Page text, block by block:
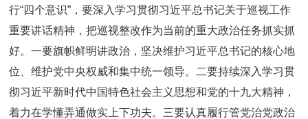
行“四个意识”，要深入学习贯彻习近平总书记关于巡视工作
重要讲话精神，把巡视整改作为当前的重大政治任务抓实抓
好。一要旗帜鲜明讲政治，坚决维护习近平总书记的核心地
位、维护党中央权威和集中统一领导。二要持续深入学习贯
彻习近平新时代中国特色社会主义思想和党的十九大精神，
着力在学懂弄通做实上下功夫。三要认真履行管党治党政治